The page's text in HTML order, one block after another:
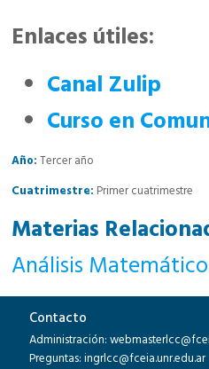
Enlaces útiles:
Canal Zulip
Curso en
Año:Tercer año
Cuatrimestre: Primer cuatrimestre
Materias
Análisis
Contacto
Administración:
Preguntas: ingrlcc@fceia.unr.edu.ar